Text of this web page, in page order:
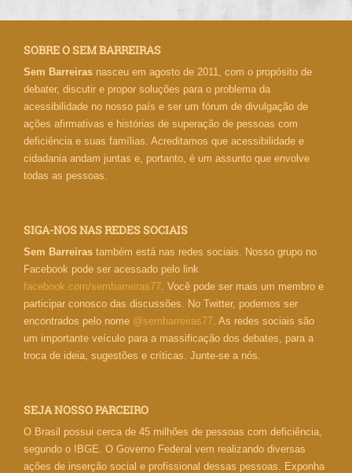
SOBRE O SEM BARREIRAS
Sem Barreiras nasceu em agosto de 2011, com o propósito de
debater, discutir e propor soluções para o problema da
acessibilidade no nosso país e ser um fórum de divulgação de
ações afirmativas e histórias de superação de pessoas com
deficiência e suas famílias. Acreditamos que acessibilidade e
cidadania andam juntas e, portanto, é um assunto que envolve
todas as pessoas.
SIGA-NOS NAS REDES SOCIAIS
Sem Barreiras também está nas redes sociais. Nosso grupo no
Facebook pode ser acessado pelo link
facebook.com/sembarreiras77. Você pode ser mais um membro e
participar conosco das discussões. No Twitter, podemos ser
encontrados pelo nome @sembarreiras77. As redes sociais são
um importante veículo para a massificação dos debates, para a
troca de ideia, sugestões e críticas. Junte-se a nós.
SEJA NOSSO PARCEIRO
O Brasil possui cerca de 45 milhões de pessoas com deficiência,
segundo o IBGE. O Governo Federal vem realizando diversas
ações de inserção social e profissional dessas pessoas. Exponha